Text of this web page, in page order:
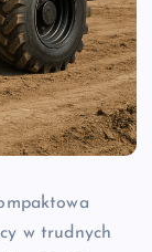
w trudnych